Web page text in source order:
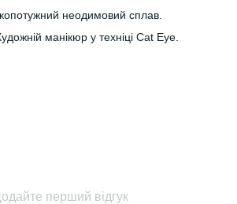
неодимовий сплав.
манікюр у техніці Cat Eye.
перший відгук